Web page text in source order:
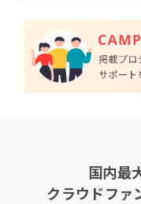
国内最
クラウドファ